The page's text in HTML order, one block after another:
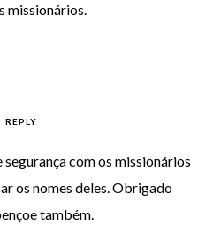
missionários.
REPLY
com os missionários
os nomes deles. Obrigado
também.